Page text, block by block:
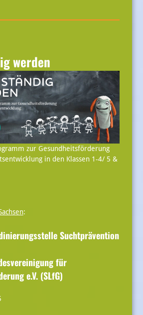
werden
zur Gesundheitsförderung
in den Klassen 1-4/ 5 &
:
Suchtprävention
für
e.V. (SLfG)